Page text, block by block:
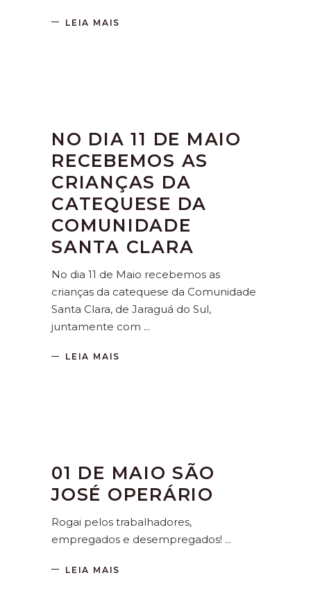
LEIA MAIS
NO DIA 11 DE MAIO
RECEBEMOS AS
CRIANÇAS DA
CATEQUESE DA
COMUNIDADE
SANTA CLARA
No dia 11 de Maio recebemos as
crianças da catequese da Comunidade
Santa Clara, de Jaraguá do Sul,
juntamente com
LEIA MAIS
01 DE MAIO SÃO
JOSÉ OPERÁRIO
Rogai pelos trabalhadores,
empregados e desempregados!
LEIA MAIS